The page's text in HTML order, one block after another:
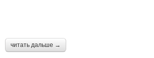
читать дальше →